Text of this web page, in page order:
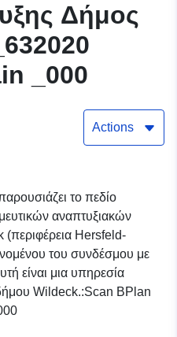
Δήμος
_000
Actions
το πεδίο
αναπτυξιακών
Hersfeld-
του συνδέσμου με
είναι μια υπηρεσία
Wildeck.:Scan BPlan